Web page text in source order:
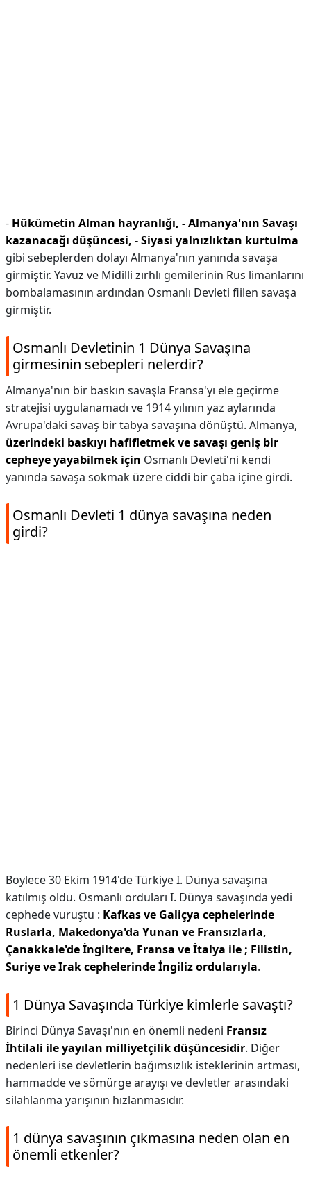
- Hükümetin Alman hayranlığı, - Almanya'nın Savaşı
kazanacağı düşüncesi, - Siyasi yalnızlıktan kurtulma
gibi sebeplerden dolayı Almanya'nın yanında savaşa
girmiştir. Yavuz ve Midilli zırhlı gemilerinin Rus limanlarını
bombalamasının ardından Osmanlı Devleti fiilen savaşa
girmiştir.
Osmanlı Devletinin 1 Dünya Savaşına
girmesinin sebepleri nelerdir?
Almanya'nın bir baskın savaşla Fransa'yı ele geçirme
stratejisi uygulanamadı ve 1914 yılının yaz aylarında
Avrupa'daki savaş bir tabya savaşına dönüştü. Almanya,
üzerindeki baskıyı hafifletmek ve savaşı geniş bir
cepheye yayabilmek için Osmanlı Devleti'ni kendi
yanında savaşa sokmak üzere ciddi bir çaba içine girdi.
Osmanlı Devleti 1 dünya savaşına neden
girdi?
Böylece 30 Ekim 1914'de Türkiye I. Dünya savaşına
katılmış oldu. Osmanlı orduları I. Dünya savaşında yedi
cephede vuruştu : Kafkas ve Galiçya cephelerinde
Ruslarla, Makedonya'da Yunan ve Fransızlarla,
Çanakkale'de İngiltere, Fransa ve İtalya ile ; Filistin,
Suriye ve Irak cephelerinde İngiliz ordularıyla.
1 Dünya Savaşında Türkiye kimlerle savaştı?
Birinci Dünya Savaşı'nın en önemli nedeni Fransız
İhtilali ile yayılan milliyetçilik düşüncesidir. Diğer
nedenleri ise devletlerin bağımsızlık isteklerinin artması,
hammadde ve sömürge arayışı ve devletler arasındaki
silahlanma yarışının hızlanmasıdır.
1 dünya savaşının çıkmasına neden olan en
önemli etkenler?